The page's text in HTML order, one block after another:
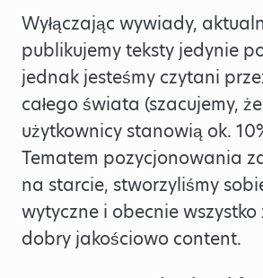
Wyłączając wywiady,
publikujemy teksty jedynie
jednak jesteśmy czytani
całego świata (szacujemy,
użytkownicy stanowią ok.
Tematem pozycjonowania
na starcie, stworzyliśmy
wytyczne i obecnie wszystko
dobry jakościowo content.